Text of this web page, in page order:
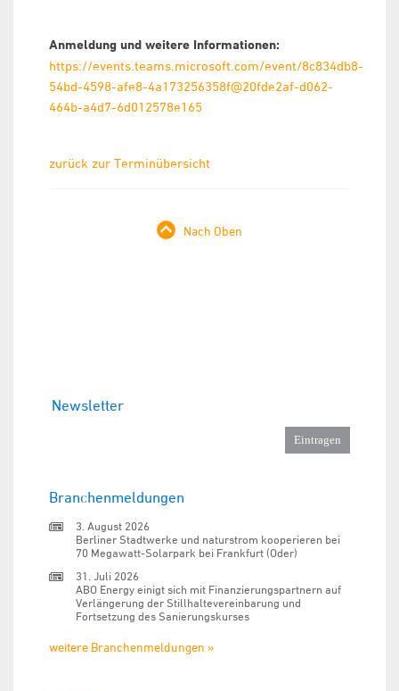
Anmeldung und weitere Informationen:
https://events.teams.microsoft.com/event/8c834db8-
54bd-4598-afe8-4a173256358f@20fde2af-d062-
464b-a4d7-6d012578e165
zurück zur Terminübersicht
Nach Oben
Newsletter
Branchenmeldungen
3. August 2026
Berliner Stadtwerke und naturstrom kooperieren bei
70 Megawatt-Solarpark bei Frankfurt (Oder)
31. Juli 2026
ABO Energy einigt sich mit Finanzierungspartnern auf
Verlängerung der Stillhaltevereinbarung und
Fortsetzung des Sanierungskurses
weitere Branchenmeldungen »